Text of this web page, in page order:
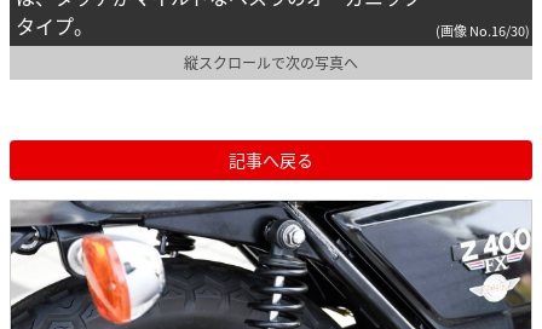
タイプ。
(画像 No.16/30)
縦スクロールで次の写真へ
記事へ戻る